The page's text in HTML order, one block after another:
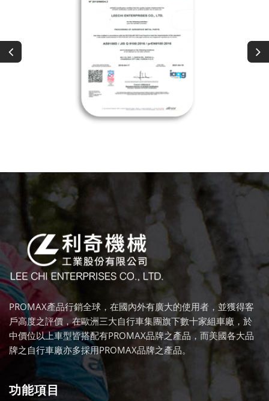
PROMAX產品行銷全球，在國內外有廣大的使用者，並獲得客
戶高度之評價，在歐洲三大自行車集團旗下數十家組車廠，於
中價位以上車型皆搭配有PROMAX品牌之產品，而美國各大品
牌之自行車廠亦多採用PROMAX品牌之產品。
功能項目